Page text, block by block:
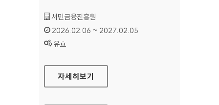
기관명 :
서민금융진흥원
인증기간 :
2026.02.06 ~ 2027.02.05
상태 :
유효
서민금융진흥원
자세히보기